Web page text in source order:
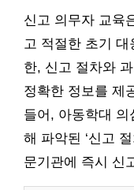
신고 의무자 교육
고 적절한 초기
한, 신고 절차와
정확한 정보를 제
들어, 아동학대
해 파악된 ‘신고
문기관에 즉시 신